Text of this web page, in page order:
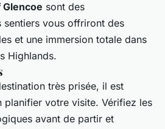
Glencoe sont des
sentiers vous offriront des
et une immersion totale dans
Highlands.
très prisée, il est
planifier votre visite. Vérifiez les
avant de partir et